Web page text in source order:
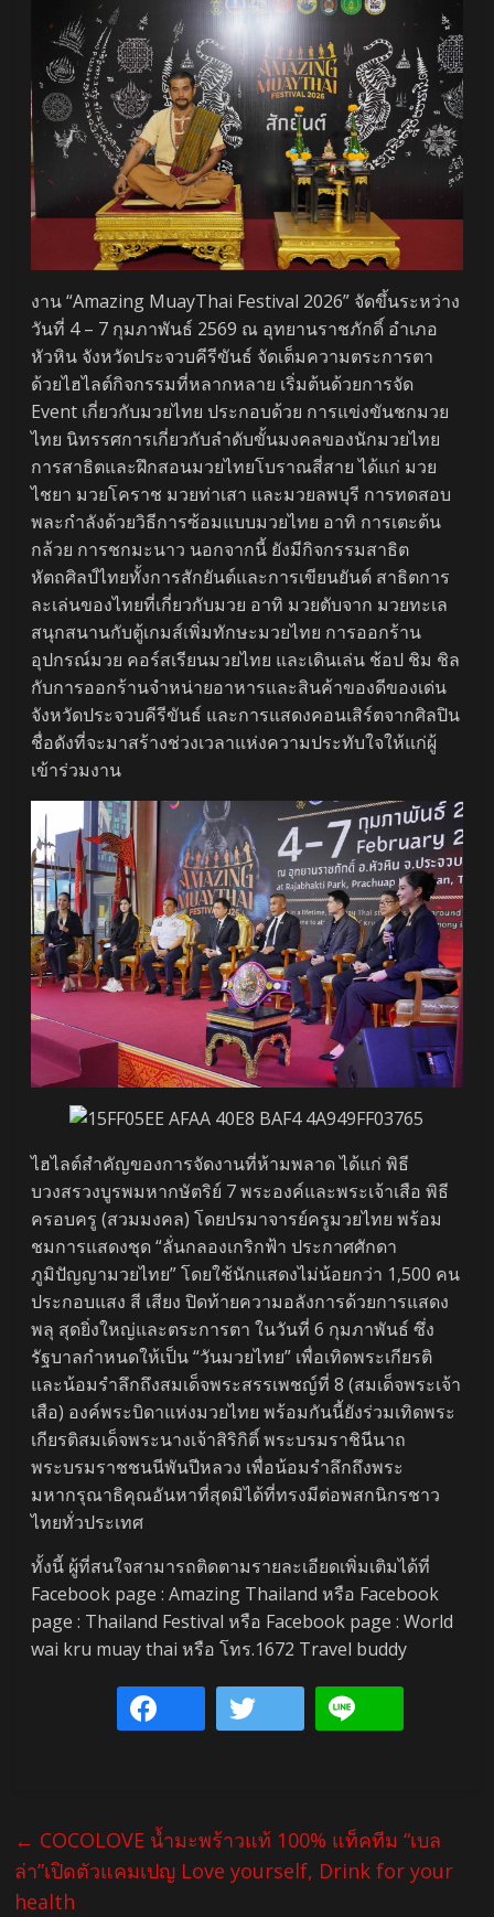
งาน “Amazing MuayThai Festival 2026” จัดขึ้นระหว่าง
วันที่ 4 – 7 กุมภาพันธ์ 2569 ณ อุทยานราชภักดิ์ อำเภอ
หัวหิน จังหวัดประจวบคีรีขันธ์ จัดเต็มความตระการตา
ด้วยไฮไลต์กิจกรรมที่หลากหลาย เริ่มต้นด้วยการจัด
Event เกี่ยวกับมวยไทย ประกอบด้วย การแข่งขันชกมวย
ไทย นิทรรศการเกี่ยวกับลำดับขั้นมงคลของนักมวยไทย
การสาธิตและฝึกสอนมวยไทยโบราณสี่สาย ได้แก่ มวย
ไชยา มวยโคราช มวยท่าเสา และมวยลพบุรี การทดสอบ
พละกำลังด้วยวิธีการซ้อมแบบมวยไทย อาทิ การเตะต้น
กล้วย การชกมะนาว นอกจากนี้ ยังมีกิจกรรมสาธิต
หัตถศิลป์ไทยทั้งการสักยันต์และการเขียนยันต์ สาธิตการ
ละเล่นของไทยที่เกี่ยวกับมวย อาทิ มวยตับจาก มวยทะเล
สนุกสนานกับตู้เกมส์เพิ่มทักษะมวยไทย การออกร้าน
อุปกรณ์มวย คอร์สเรียนมวยไทย และเดินเล่น ช้อป ชิม ชิล
กับการออกร้านจำหน่ายอาหารและสินค้าของดีของเด่น
จังหวัดประจวบคีรีขันธ์ และการแสดงคอนเสิร์ตจากศิลปิน
ชื่อดังที่จะมาสร้างช่วงเวลาแห่งความประทับใจให้แก่ผู้
เข้าร่วมงาน
ไฮไลต์สำคัญของการจัดงานที่ห้ามพลาด ได้แก่ พิธี
บวงสรวงบูรพมหากษัตริย์ 7 พระองค์และพระเจ้าเสือ พิธี
ครอบครู (สวมมงคล) โดยปรมาจารย์ครูมวยไทย พร้อม
ชมการแสดงชุด “ลั่นกลองเกริกฟ้า ประกาศศักดา
ภูมิปัญญามวยไทย” โดยใช้นักแสดงไม่น้อยกว่า 1,500 คน
ประกอบแสง สี เสียง ปิดท้ายความอลังการด้วยการแสดง
พลุ สุดยิ่งใหญ่และตระการตา ในวันที่ 6 กุมภาพันธ์ ซึ่ง
รัฐบาลกำหนดให้เป็น “วันมวยไทย” เพื่อเทิดพระเกียรติ
และน้อมรำลึกถึงสมเด็จพระสรรเพชญ์ที่ 8 (สมเด็จพระเจ้า
เสือ) องค์พระบิดาแห่งมวยไทย พร้อมกันนี้ยังร่วมเทิดพระ
เกียรติสมเด็จพระนางเจ้าสิริกิติ์ พระบรมราชินีนาถ
พระบรมราชชนนีพันปีหลวง เพื่อน้อมรำลึกถึงพระ
มหากรุณาธิคุณอันหาที่สุดมิได้ที่ทรงมีต่อพสกนิกรชาว
ไทยทั่วประเทศ
ทั้งนี้ ผู้ที่สนใจสามารถติดตามรายละเอียดเพิ่มเติมได้ที่
Facebook page : Amazing Thailand หรือ Facebook
page : Thailand Festival หรือ Facebook page : World
wai kru muay thai หรือ โทร.1672 Travel buddy
← COCOLOVE น้ำมะพร้าวแท้ 100% แท็คทีม “เบล
ล่า”เปิดตัวแคมเปญ Love yourself, Drink for your
health